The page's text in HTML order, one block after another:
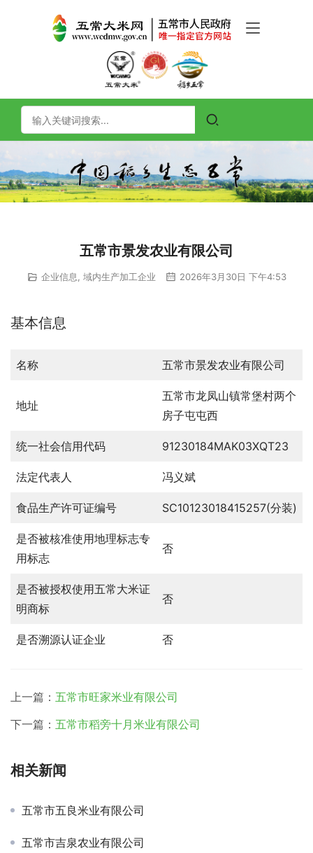
五常市景发农业有限公司
企业信息 域内生产加工企业 2026年3月30日 下午4:53
基本信息
名称 五常市景发农业有限公司
地址
五常市龙凤山镇常堡村两个
房子屯屯西
统一社会信用代码 91230184MAK03XQT23
法定代表人 冯义斌
食品生产许可证编号 SC10123018415257(分装)
是否被核准使用地理标志专
用标志
否
是否被授权使用五常大米证
明商标
否
是否溯源认证企业 否
上一篇： 五常市旺家米业有限公司
下一篇： 五常市稻旁十月米业有限公司
相关新闻
五常市五良米业有限公司
五常市吉泉农业有限公司